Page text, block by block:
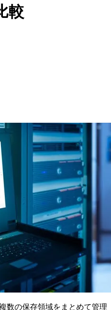
較
数の保存領域をまとめて管理